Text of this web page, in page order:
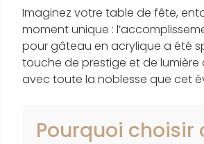
Imaginez votre table de fête,
moment unique :
pour gâteau en acrylique a été
touche de prestige et de
avec toute la noblesse que cet
Pourquoi choisir